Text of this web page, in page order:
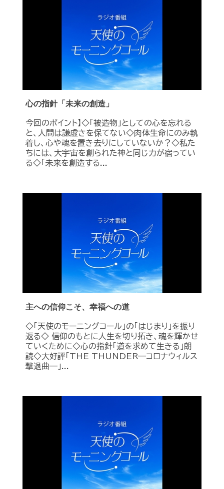
心の指針「未来の創造」
今回のポイント】◇「被造物」としての心を忘れる
と、人間は謙虚さを保てない◇肉体生命にのみ執
着し、心や魂を置き去りにしていないか？◇私た
ちには、大宇宙を創られた神と同じ力が宿ってい
る◇「未来を創造する...
主への信仰こそ、幸福への道
◇「天使のモーニングコール」の「はじまり」を振り
返る◇ 信仰のもとに人生を切り拓き、魂を輝かせ
ていくために◇心の指針「道を求めて生きる」朗
読◇大好評「THE THUNDER―コロナウィルス
撃退曲―」...